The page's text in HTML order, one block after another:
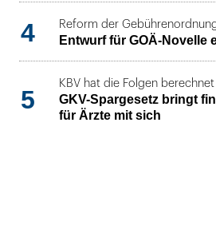
4 Reform der
Entwurf für GOÄ-Novelle
5
KBV hat die Folgen berechnet
GKV-Spargesetz bringt
für Ärzte mit sich